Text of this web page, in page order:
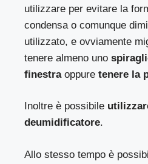
utilizzare per evitare la
condensa o comunque
utilizzato, e ovviamente
tenere almeno uno
finestraoppuretenere la
Inoltre è possibile
deumidificatore.
Allo stesso tempo è